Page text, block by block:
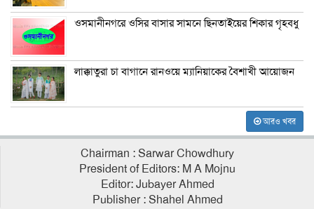
ওসমানীনগরে ওসির বাসার সামনে ছিনতাইয়ের শিকার গৃহবধু
লাক্কাতুরা চা বাগানে রানওয়ে ম্যানিয়াকের বৈশাখী আয়োজন
আরও খবর
Chairman : Sarwar Chowdhury
President of Editors: M A Mojnu
Editor: Jubayer Ahmed
Publisher : Shahel Ahmed